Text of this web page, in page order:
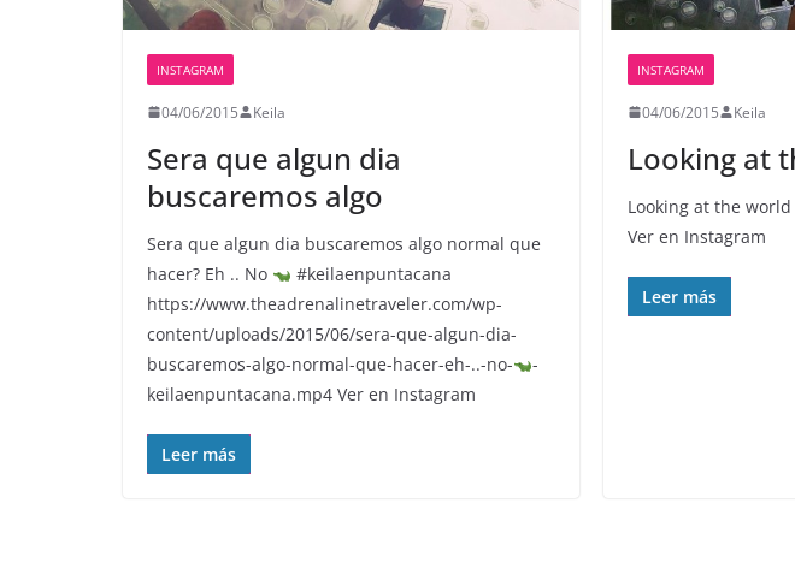
INSTAGRAM
04/06/2015 Keila
Sera que algun dia
buscaremos algo
Sera que algun dia buscaremos algo normal que
hacer? Eh .. No
#keilaenpuntacana
https://www.theadrenalinetraveler.com/wp-
content/uploads/2015/06/sera-que-algun-dia-
buscaremos-algo-normal-que-hacer-eh-..-no-
-
keilaenpuntacana.mp4 Ver en Instagram
Leer más
INSTAGRAM
04/06/2015 Keila
Looking at
Looking at the
Ver en Instagram
Leer más